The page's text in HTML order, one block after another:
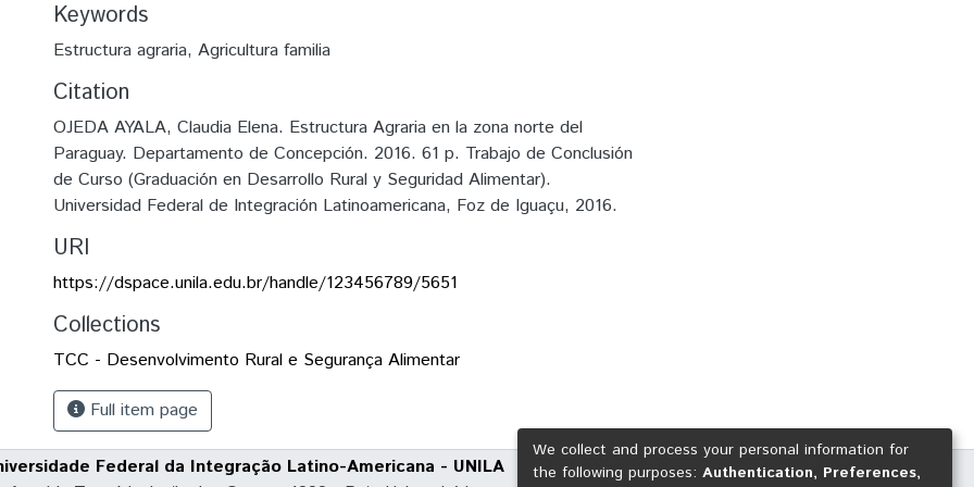
Keywords
Estructura agraria, Agricultura familia
Citation
OJEDA AYALA, Claudia Elena. Estructura Agraria en la zona norte del
Paraguay. Departamento de Concepción. 2016. 61 p. Trabajo de Conclusión
de Curso (Graduación en Desarrollo Rural y Seguridad Alimentar).
Universidad Federal de Integración Latinoamericana, Foz de Iguaçu, 2016.
URI
https://dspace.unila.edu.br/handle/123456789/5651
Collections
TCC - Desenvolvimento Rural e Segurança Alimentar
Full item page
Federal da Integração Latino-Americana - UNILA
We collect and process your personal information for
the following purposes: Authentication, Preferences,